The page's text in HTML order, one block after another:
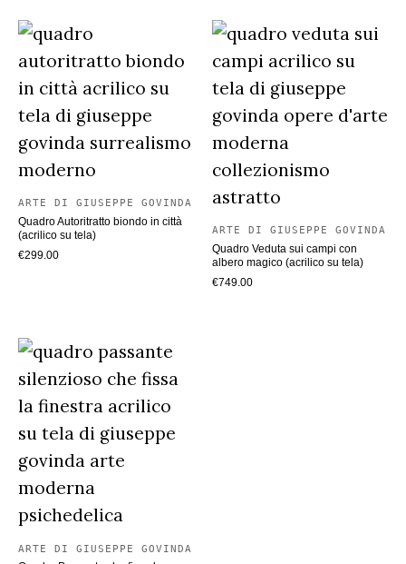
ARTE DI GIUSEPPE GOVINDA
Quadro Autoritratto biondo in città
(acrilico su tela)
€299.00
ARTE DI GIUSEPPE GOVINDA
Quadro Veduta sui campi con
albero magico (acrilico su tela)
€749.00
ARTE DI GIUSEPPE GOVINDA